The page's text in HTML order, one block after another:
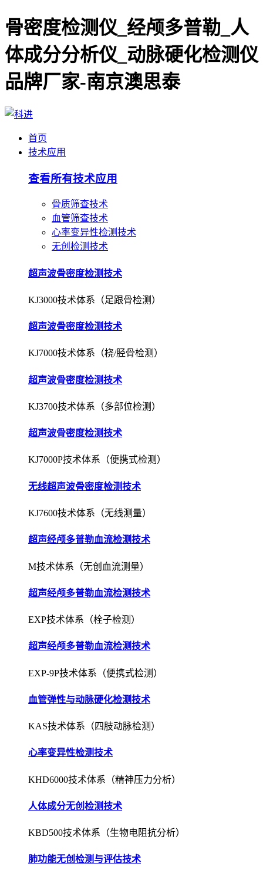
骨密度检测仪_经颅多普勒_人
体成分分析仪_动脉硬化检测仪
品牌厂家-南京澳思泰
首页
技术应用
查看所有技术应用
骨质筛查技术
血管筛查技术
心率变异性检测技术
无创检测技术
超声波骨密度检测技术
KJ3000技术体系（足跟骨检测）
超声波骨密度检测技术
KJ7000技术体系（桡/胫骨检测）
超声波骨密度检测技术
KJ3700技术体系（多部位检测）
超声波骨密度检测技术
KJ7000P技术体系（便携式检测）
无线超声波骨密度检测技术
KJ7600技术体系（无线测量）
超声经颅多普勒血流检测技术
M技术体系（无创血流测量）
超声经颅多普勒血流检测技术
EXP技术体系（栓子检测）
超声经颅多普勒血流检测技术
EXP-9P技术体系（便携式检测）
血管弹性与动脉硬化检测技术
KAS技术体系（四肢动脉检测）
心率变异性检测技术
KHD6000技术体系（精神压力分析）
人体成分无创检测技术
KBD500技术体系（生物电阻抗分析）
肺功能无创检测与评估技术